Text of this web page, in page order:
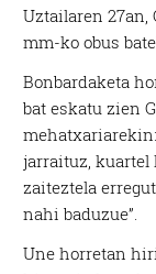
Uztailaren 27an,
mm-ko obus
Bonbardaketa
bat eskatu zien
jarraituz,
zaiteztela
nahi baduzue”.
Une horretan